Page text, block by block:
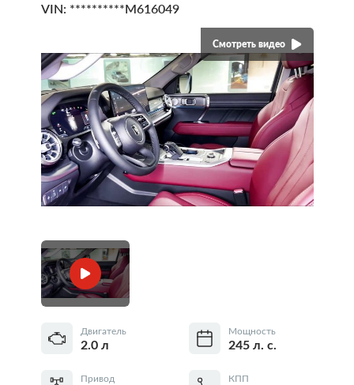
VIN: **********M616049
Смотреть видео
Двигатель
2.0 л
Мощность
245 л. с.
Привод КПП